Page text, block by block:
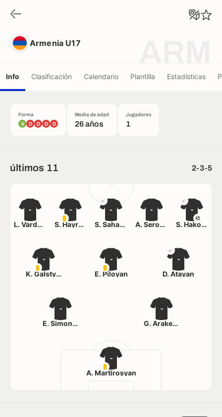
Armenia U17
Info Clasificación Calendario Plantilla Estadísticas
Forma
V D D D D
Media de edad
26 años
Jugadores
1
últimos 11 2-3-5
-
A. Martirosyan
-
E. Simonyan
-
G. Arakelyan
-
K. Galstyan
-
E. Piloyan
-
D. Atayan
-
L. Vardanyan
-
S. Hayrapetyan
-
S. Sahakyan
-
A. Serobyan
-
S. Hakobyan